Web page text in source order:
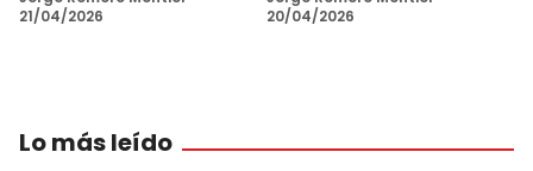
21/04/2026
20/04/2026
Lo más leído